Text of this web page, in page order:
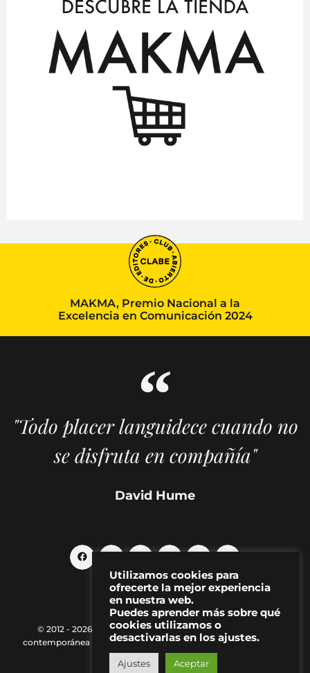
MAKMA, Premio Nacional a la
Excelencia en Comunicación 2024
"Todo placer languidece cuando no
se disfruta en compañía"
David Hume
© 2012 - 2026 MAKMA | Revista de artes visuales y cultura
contemporánea |
Política de Privacidad| Aviso Legal|Contacto
Utilizamos cookies para
ofrecerte la mejor experiencia
en nuestra web.
Puedes aprender más sobre qué
cookies utilizamos o
desactivarlas en los ajustes.
Ajustes Aceptar